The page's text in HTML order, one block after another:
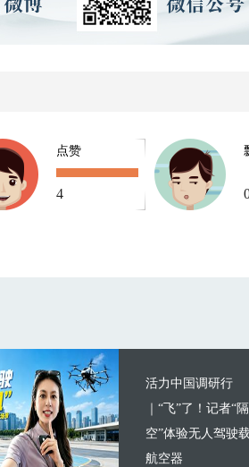
点赞
4
活力中国调研行
｜“飞”了！记者“隔
空”体验无人驾驶
航空器